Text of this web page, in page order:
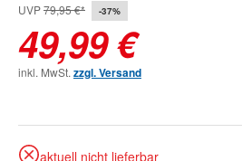
UVP79,95 €* -37%
49,99 €
inkl. MwSt. zzgl. Versand
aktuell nicht lieferbar